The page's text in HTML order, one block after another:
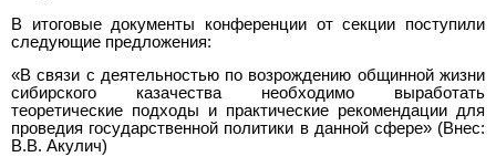
В итоговые документы конференции от секции поступили
следующие предложения:
«В связи с деятельностью по возрождению общинной жизни
сибирского казачества необходимо выработать
теоретические подходы и практические рекомендации для
проведия государственной политики в данной сфере» (Внес:
В.В. Акулич)